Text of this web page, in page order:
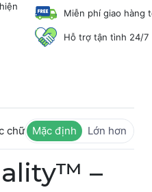
Miễn phí giao hàng
Hỗ trợ tận tình 24/7
chữ Mặc định Lớn hơn
–